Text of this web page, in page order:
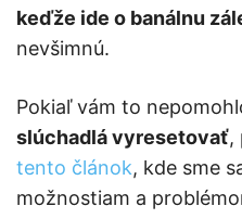
keďže ide o banálnu
nevšimnú.
Pokiaľ vám to
slúchadlá vyresetovať,
tento článok, kde sme
možnostiam a